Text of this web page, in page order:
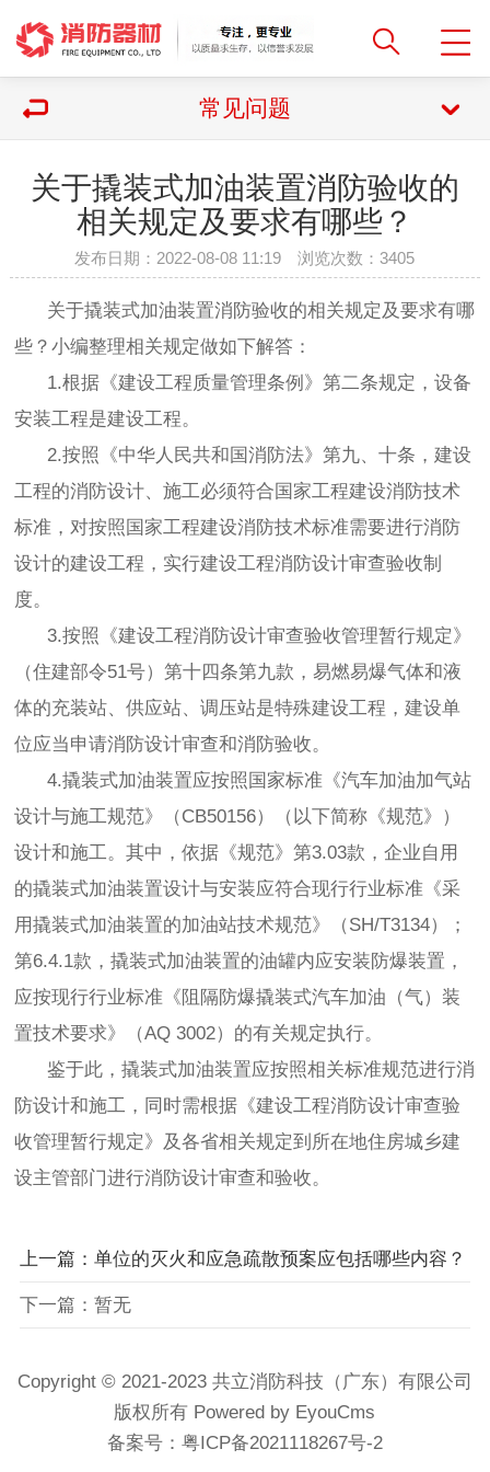
常见问题
关于撬装式加油装置消防验收的
相关规定及要求有哪些？
发布日期：2022-08-08 11:19 浏览次数：3405
关于撬装式加油装置消防验收的相关规定及要求有哪
些？小编整理相关规定做如下解答：
1.根据《建设工程质量管理条例》第二条规定，设备
安装工程是建设工程。
2.按照《中华人民共和国消防法》第九、十条，建设
工程的消防设计、施工必须符合国家工程建设消防技术
标准，对按照国家工程建设消防技术标准需要进行消防
设计的建设工程，实行建设工程消防设计审查验收制
度。
3.按照《建设工程消防设计审查验收管理暂行规定》
（住建部令51号）第十四条第九款，易燃易爆气体和液
体的充装站、供应站、调压站是特殊建设工程，建设单
位应当申请消防设计审查和消防验收。
4.撬装式加油装置应按照国家标准《汽车加油加气站
设计与施工规范》（CB50156）（以下简称《规范》）
设计和施工。其中，依据《规范》第3.03款，企业自用
的撬装式加油装置设计与安装应符合现行行业标准《采
用撬装式加油装置的加油站技术规范》（SH/T3134）；
第6.4.1款，撬装式加油装置的油罐内应安装防爆装置，
应按现行行业标准《阻隔防爆撬装式汽车加油（气）装
置技术要求》（AQ 3002）的有关规定执行。
鉴于此，撬装式加油装置应按照相关标准规范进行消
防设计和施工，同时需根据《建设工程消防设计审查验
收管理暂行规定》及各省相关规定到所在地住房城乡建
设主管部门进行消防设计审查和验收。
上一篇：单位的灭火和应急疏散预案应包括哪些内容？
下一篇：暂无
Copyright © 2021-2023 共立消防科技（广东）有限公司
版权所有 Powered by EyouCms
备案号： 粤ICP备2021118267号-2